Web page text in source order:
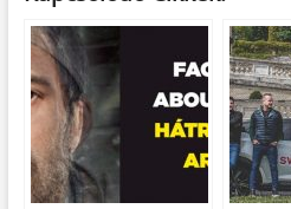
e
b
o
o
k
itt
er
ail m
bl
r
es
t